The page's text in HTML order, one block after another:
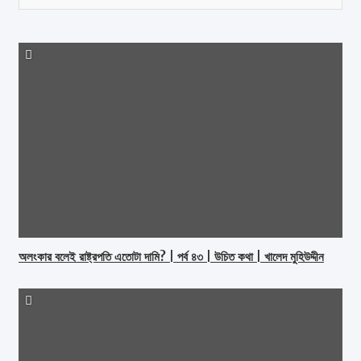
অলংকার বলেই রাষ্ট্রপতি এতোটা দামি? | পর্ব ৪৩ | উচিত কথা | খালেদ মুহিউদ্দীন